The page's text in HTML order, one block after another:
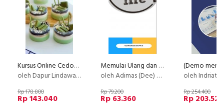
Kursus Online Cedok Jelly Dapur Lindawaty PU
oleh Dapur Lindawaty
Rp 178.800
Rp 143.040
Memulai Ulang dan Merancang Kembali Hidup Anda.
oleh Adimas (Dee) Wirajayanagara (Lesmana)
Rp 79.200
Rp 63.360
oleh
Rp 254.400
Rp 203.520